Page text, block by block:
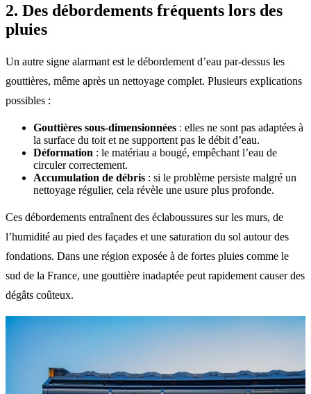
2. Des débordements fréquents lors des
pluies
Un autre signe alarmant est le débordement d’eau par-dessus les
gouttières, même après un nettoyage complet. Plusieurs explications
possibles :
Gouttières sous-dimensionnées : elles ne sont pas adaptées à
la surface du toit et ne supportent pas le débit d’eau.
Déformation : le matériau a bougé, empêchant l’eau de
circuler correctement.
Accumulation de débris : si le problème persiste malgré un
nettoyage régulier, cela révèle une usure plus profonde.
Ces débordements entraînent des éclaboussures sur les murs, de
l’humidité au pied des façades et une saturation du sol autour des
fondations. Dans une région exposée à de fortes pluies comme le
sud de la France, une gouttière inadaptée peut rapidement causer des
dégâts coûteux.